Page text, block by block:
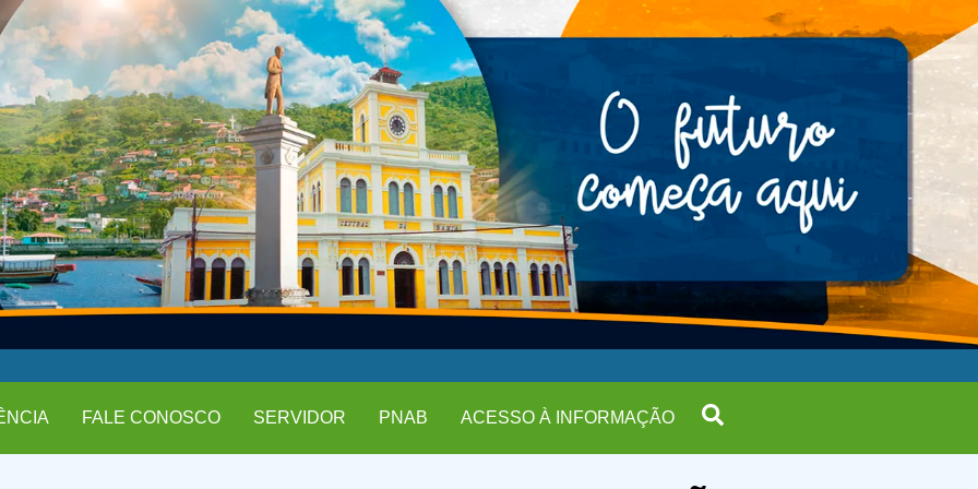
FALE CONOSCO SERVIDOR PNAB ACESSO À INFORMAÇÃO